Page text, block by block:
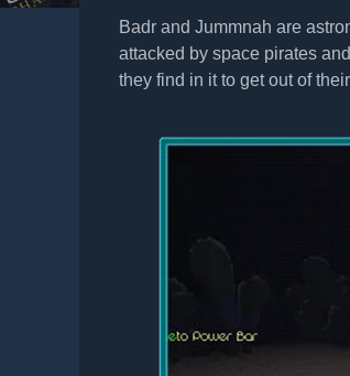
Badr and Jummnah are
attacked by space pirates
they find in it to get out of